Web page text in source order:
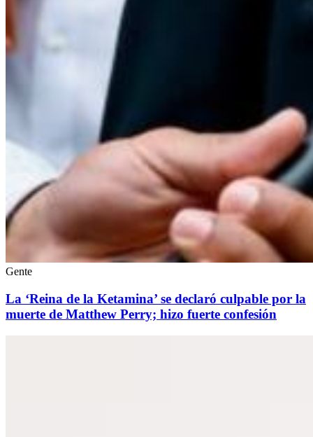
Gente
La ‘Reina de la Ketamina’ se declaró culpable por la
muerte de Matthew Perry; hizo fuerte confesión